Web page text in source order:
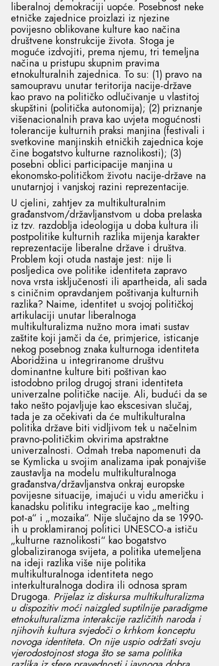
liberalnoj demokraciji uopće. Posebnost neke
etničke zajednice proizlazi iz njezine
povijesno oblikovane kulture kao načina
društvene konstrukcije života. Stoga je
moguće izdvojiti, prema njemu, tri temeljna
načina u pristupu skupnim pravima
etnokulturalnih zajednica. To su: (1) pravo na
samoupravu unutar teritorija nacije-države
kao pravo na političko odlučivanje u vlastitoj
skupštini (politička autonomija); (2) priznanje
višenacionalnih prava kao uvjeta mogućnosti
tolerancije kulturnih praksi manjina (festivali i
svetkovine manjinskih etničkih zajednica koje
čine bogatstvo kulturne raznolikosti); (3)
posebni oblici participacije manjina u
ekonomsko-političkom životu nacije-države na
unutarnjoj i vanjskoj razini reprezentacije.
U cjelini, zahtjev za multikulturalnim
građanstvom/državljanstvom u doba prelaska
iz tzv. razdoblja ideologija u doba kultura ili
postpolitike kulturnih razlika mijenja karakter
reprezentacije liberalne države i društva.
Problem koji otuda nastaje jest: nije li
posljedica ove politike identiteta zapravo
nova vrsta isključenosti ili apartheida, ali sada
s ciničnim opravdanjem poštivanja kulturnih
razlika? Naime, identitet u svojoj političkoj
artikulaciji unutar liberalnoga
multikulturalizma nužno mora imati sustav
zaštite koji jamči da će, primjerice, isticanje
nekog posebnog znaka kulturnoga identiteta
Aboridžina u integriranome društvu
dominantne kulture biti poštivan kao
istodobno prilog drugoj strani identiteta
univerzalne političke nacije. Ali, budući da se
tako nešto pojavljuje kao ekscesivan slučaj,
tada je za očekivati da će multikulturalna
politika države biti vidljivom tek u načelnim
pravno-političkim okvirima apstraktne
univerzalnosti. Odmah treba napomenuti da
se Kymlicka u svojim analizama ipak ponajviše
zaustavlja na modelu multikulturalnoga
građanstva/državljanstva onkraj europske
povijesne situacije, imajući u vidu američku i
kanadsku politiku integracije kao „melting
pot-a“ i „mozaika“. Nije slučajno da se 1990-
ih u proklamiranoj politici UNESCO-a ističu
„kulturne raznolikosti“ kao bogatstvo
globaliziranoga svijeta, a politika utemeljena
na ideji razlika više nije politika
multikulturalnoga identiteta nego
interkulturalnoga dodira ili odnosa spram
Drugoga. Prijelaz iz diskursa multikulturalizma
u dispozitiv moći naizgled suptilnije paradigme
etnokulturalizma interakcije različitih naroda i
njihovih kultura svjedoči o krhkom konceptu
novoga identiteta. On nije uspio održati svoju
vjerodostojnost stoga što se sama politika